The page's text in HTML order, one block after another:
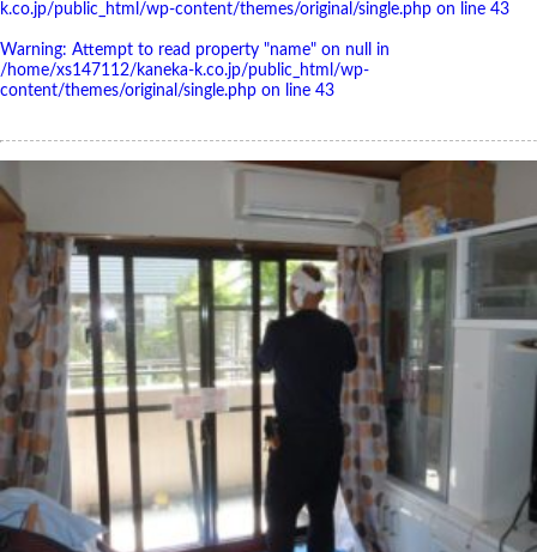
k.co.jp/public_html/wp-content/themes/original/single.php on line 43
Warning: Attempt to read property "name" on null in
/home/xs147112/kaneka-k.co.jp/public_html/wp-
content/themes/original/single.php on line 43